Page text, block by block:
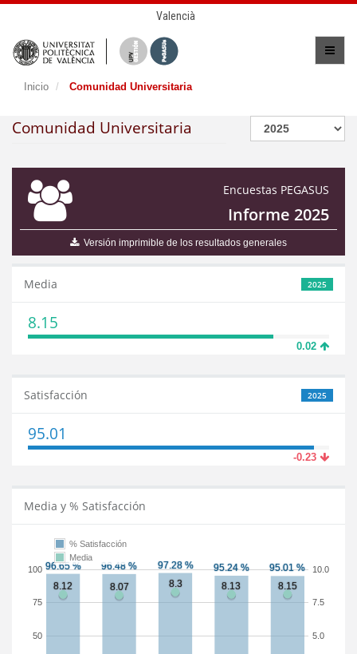
Valencià
Inicio Comunidad Universitaria
Comunidad Universitaria
Encuestas PEGASUS
Informe 2025
Versión imprimible de los resultados generales
2025
Media
8.15
0.02
2025
Satisfacción
95.01
-0.23
Media y % Satisfacción
50
75
100
5.0
7.5
10.0
% Satisfacción
Media